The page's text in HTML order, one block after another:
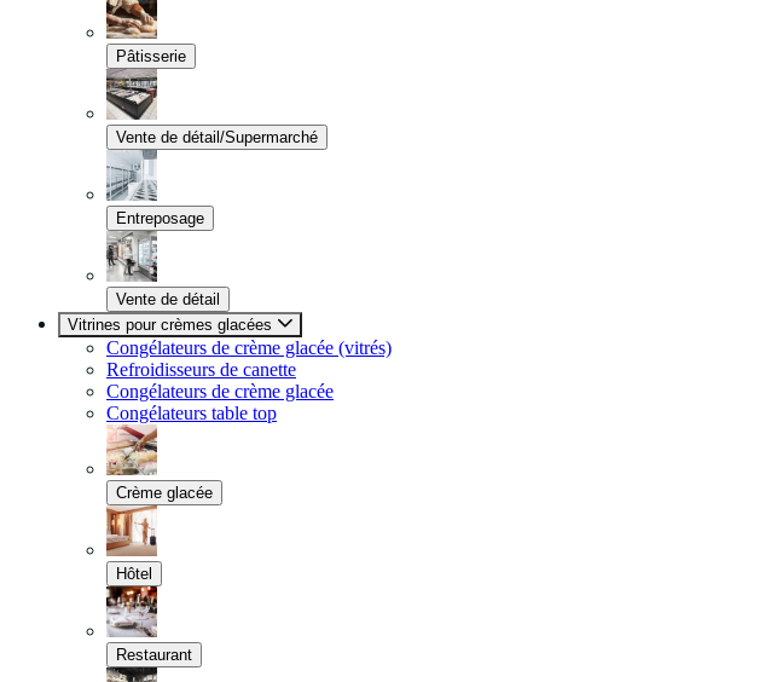
Pâtisserie
Vente de détail/Supermarché
Entreposage
Vente de détail
Vitrines pour crèmes glacées
Congélateurs de crème glacée (vitrés)
Refroidisseurs de canette
Congélateurs de crème glacée
Congélateurs table top
Crème glacée
Hôtel
Restaurant